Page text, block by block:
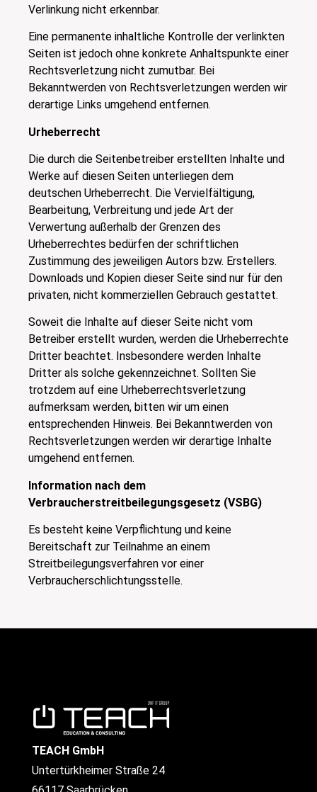
Verlinkung nicht erkennbar.
Eine permanente inhaltliche Kontrolle der verlinkten
Seiten ist jedoch ohne konkrete Anhaltspunkte einer
Rechtsverletzung nicht zumutbar. Bei
Bekanntwerden von Rechtsverletzungen werden wir
derartige Links umgehend entfernen.
Urheberrecht
Die durch die Seitenbetreiber erstellten Inhalte und
Werke auf diesen Seiten unterliegen dem
deutschen Urheberrecht. Die Vervielfältigung,
Bearbeitung, Verbreitung und jede Art der
Verwertung außerhalb der Grenzen des
Urheberrechtes bedürfen der schriftlichen
Zustimmung des jeweiligen Autors bzw. Erstellers.
Downloads und Kopien dieser Seite sind nur für den
privaten, nicht kommerziellen Gebrauch gestattet.
Soweit die Inhalte auf dieser Seite nicht vom
Betreiber erstellt wurden, werden die Urheberrechte
Dritter beachtet. Insbesondere werden Inhalte
Dritter als solche gekennzeichnet. Sollten Sie
trotzdem auf eine Urheberrechtsverletzung
aufmerksam werden, bitten wir um einen
entsprechenden Hinweis. Bei Bekanntwerden von
Rechtsverletzungen werden wir derartige Inhalte
umgehend entfernen.
Information nach dem
Verbraucherstreitbeilegungsgesetz (VSBG)
Es besteht keine Verpflichtung und keine
Bereitschaft zur Teilnahme an einem
Streitbeilegungsverfahren vor einer
Verbraucherschlichtungsstelle.
TEACH GmbH
Untertürkheimer Straße 24